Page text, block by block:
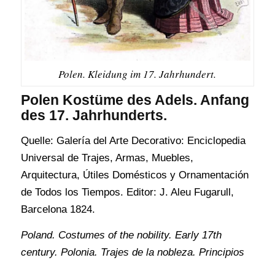
Polen. Kleidung im 17. Jahrhundert.
Polen Kostüme des Adels. Anfang
des 17. Jahrhunderts.
Quelle: Galería del Arte Decorativo: Enciclopedia
Universal de Trajes, Armas, Muebles,
Arquitectura, Útiles Domésticos y Ornamentación
de Todos los Tiempos. Editor: J. Aleu Fugarull,
Barcelona 1824.
Poland. Costumes of the nobility. Early 17th
century. Polonia. Trajes de la nobleza. Principios